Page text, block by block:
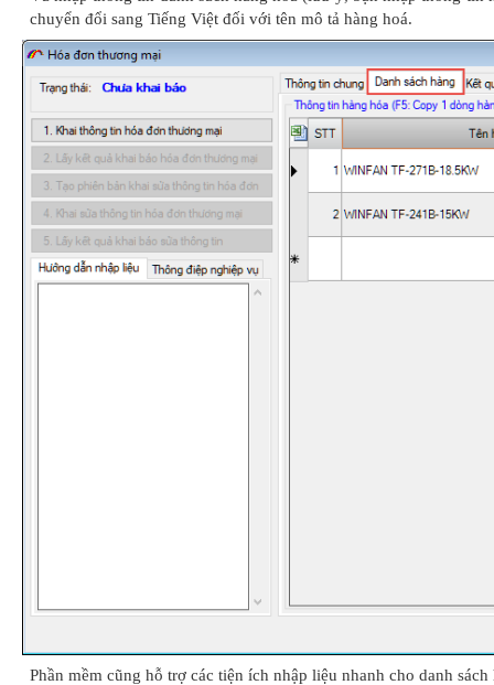
chuyển đổi sang Tiếng Việt đối với tên mô tả hàng hoá.
Phần mềm cũng hỗ trợ các tiện ích nhập liệu nhanh cho danh